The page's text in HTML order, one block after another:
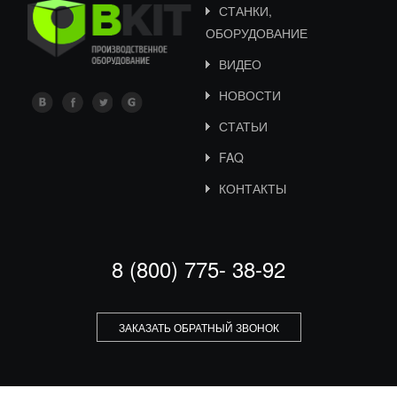
СТАНКИ,
ОБОРУДОВАНИЕ
ВИДЕО
НОВОСТИ
СТАТЬИ
FAQ
КОНТАКТЫ
8 (800) 775- 38-92
ЗАКАЗАТЬ ОБРАТНЫЙ ЗВОНОК